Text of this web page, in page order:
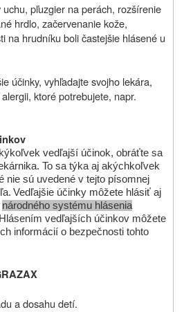
pľuzgier na perách, rozšírenie
hrdlo, začervenanie kože,
na hrudníku boli častejšie hlásené u
účinky, vyhľadajte svojho lekára,
ktoré potrebujete, napr.
vedľajší účinok, obráťte sa
To sa týka aj akýchkoľvek
nie sú uvedené v tejto písomnej
Vedľajšie účinky môžete hlásiť aj
národného systému hlásenia
vedľajších účinkov môžete
informácií o bezpečnosti tohto
a dosahu detí.